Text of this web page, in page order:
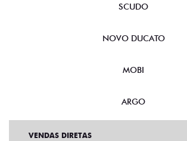
SCUDO
NOVO DUCATO
MOBI
ARGO
VENDAS DIRETAS